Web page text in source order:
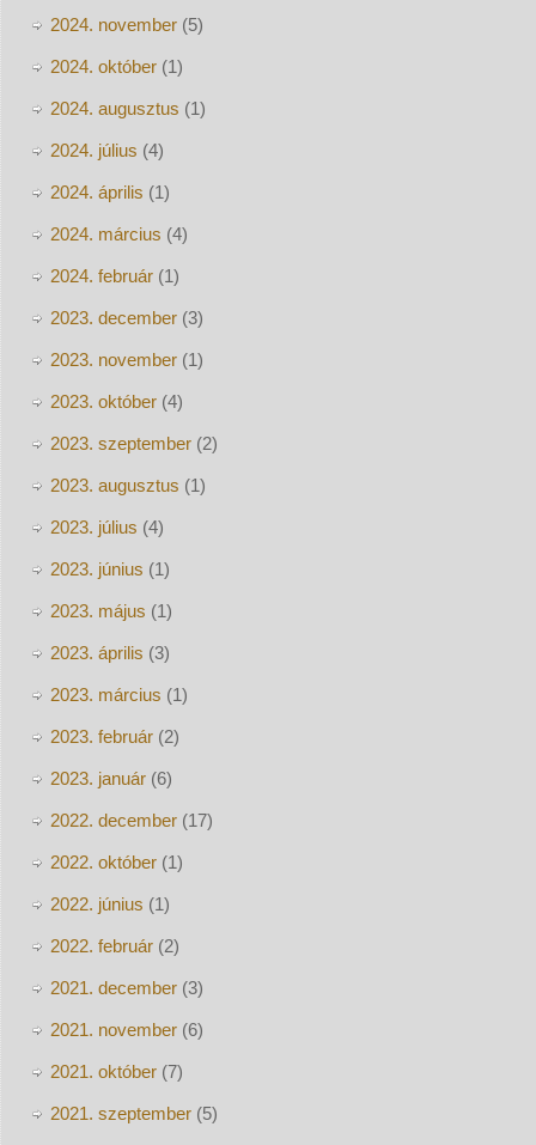
2024. november(5)
2024. október(1)
2024. augusztus (1)
2024. július (4)
2024. április (1)
2024. március (4)
2024. február(1)
2023. december(3)
2023. november(1)
2023. október(4)
2023. szeptember(2)
2023. augusztus (1)
2023. július (4)
2023. június (1)
2023. május (1)
2023. április (3)
2023. március (1)
2023. február(2)
2023. január(6)
2022. december(17)
2022. október(1)
2022. június (1)
2022. február(2)
2021. december(3)
2021. november(6)
2021. október(7)
2021. szeptember(5)